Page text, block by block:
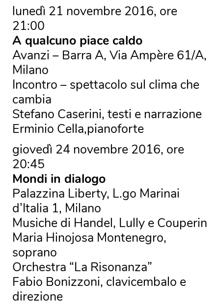
lunedì 21 novembre 2016, ore
21:00
A qualcuno piace caldo
Avanzi – Barra A, Via Ampère 61/A,
Milano
Incontro – spettacolo sul clima che
cambia
Stefano Caserini, testi e narrazione
Erminio Cella,pianoforte
giovedì 24 novembre 2016, ore
20:45
Mondi in dialogo
Palazzina Liberty, L.go Marinai
d’Italia 1, Milano
Musiche di Handel, Lully e Couperin
Maria Hinojosa Montenegro,
soprano
Orchestra “La Risonanza”
Fabio Bonizzoni, clavicembalo e
direzione